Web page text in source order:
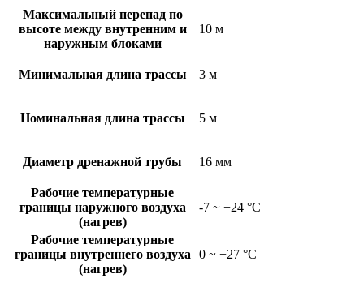
Максимальный перепад по
высоте между внутренним и
наружным блоками
10 м
Минимальная длина трассы 3 м
Номинальная длина трассы 5 м
Диаметр дренажной трубы 16 мм
Рабочие температурные
границы наружного воздуха
(нагрев)
-7 ~ +24 °C
Рабочие температурные
границы внутреннего воздуха
(нагрев)
0 ~ +27 °C